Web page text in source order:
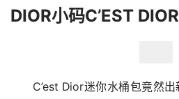
DIOR小码C’EST
C’est Dior迷你水桶包竟然